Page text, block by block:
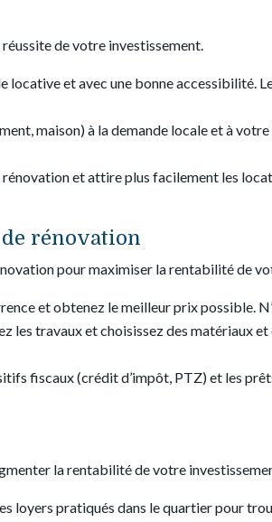
de votre investissement.
locative et avec une bonne accessibilité.
maison) à la demande locale et à
et attire plus facilement les
rénovation
pour maximiser la rentabilité de
et obtenez le meilleur prix possible.
les travaux et choisissez des matériaux
fiscaux (crédit d’impôt, PTZ) et les
la rentabilité de votre
loyers pratiqués dans le quartier pour